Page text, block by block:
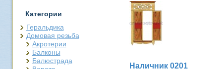
Категории
Геральдика
Домовая резьба
Акротерии
Балконы
Балюстрада
Наличник 0201